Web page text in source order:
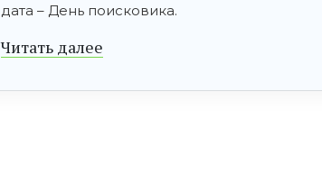
дата – День поисковика.
Читать далее